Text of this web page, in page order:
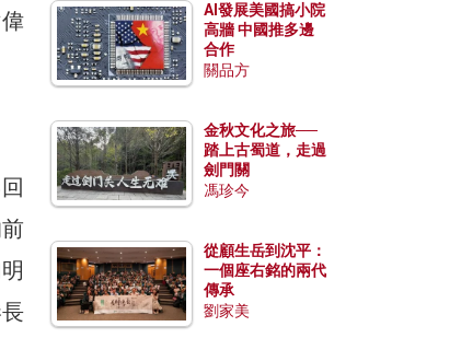
AI發展美國搞小院
高牆 中國推多邊
合作
關品方
金秋文化之旅──
踏上古蜀道，走過
劍門關
馮珍今
從顧生岳到沈平：
一個座右銘的兩代
傳承
劉家美